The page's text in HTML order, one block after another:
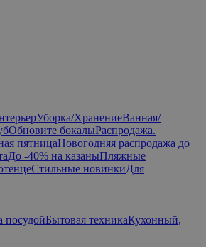
Уборка/ХранениеВанная/
Обновите бокалыРаспродажа.
пятницаНовогодняя распродажа до
До -40% на казаныПляжные
Стильные новинкиДля
посудойБытовая техникаКухонный,